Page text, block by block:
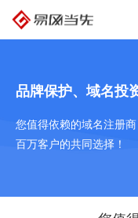
品牌保护、域名投
您值得依赖的域名注册商
百万客户的共同选择！